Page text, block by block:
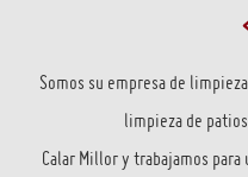
Somos su empresa de
limpieza de
Calar Millor y trabajamos